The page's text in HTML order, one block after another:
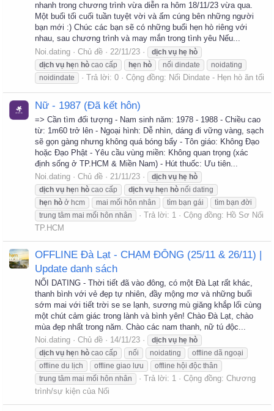
nhanh trong chương trình vừa diễn ra hôm 18/11/23 vừa qua.
Một buổi tối cuối tuần tuyệt vời và ấm cúng bên những người
bạn mới :) Chúc các bạn sẽ có những buổi hẹn hò riêng với
nhau, sau chương trình và may mắn trong tình yêu Nếu...
Noi.dating
Chủ đề 22/11/23 dịch vụ hẹ hò
dịch vụ hẹn hò cao cấp hẹn hò nối dindate
noidating
noidindate
Trả lời: 0 Cộng đồng: Nối Dindate - Hẹn hò ăn tối
Nữ - 1987 (Đã kết hôn)
=> Cần tìm đối tượng - Nam sinh năm: 1978 - 1988 - Chiều cao
từ: 1m60 trở lên - Ngoại hình: Dễ nhìn, dáng đi vững vàng, sạch
sẽ gọn gàng nhưng không quá bóng bẩy - Tôn giáo: Không Đạo
hoặc Đạo Phật - Yêu cầu vùng miền: Không quan trọng (xác
định sống ở TP.HCM & Miền Nam) - Hút thuốc: Ưu tiên...
Noi.dating
Chủ đề 21/11/23 dịch vụ hẹ hò
dịch vụ hẹn hò cao cấp dịch vụ hẹn hò nối dating
hẹn hò ở hcm mai mối hôn nhân tìm bạn gái
tìm bạn đời
trung tâm mai mối hôn nhân
Trả lời: 1 Cộng đồng: Hồ Sơ Nối
TP.HCM
OFFLINE Đà Lạt - CHẠM ĐÔNG (25/11 & 26/11) |
Update danh sách
NỐI DATING - Thời tiết đã vào đông, có một Đà Lạt rất khác,
thanh bình với vẻ đẹp tự nhiên, đầy mộng mơ và những buổi
sớm mai với tiết trời se se lạnh, sương mù giăng khắp lối cùng
một chút cảm giác trong lành và bình yên! Chào Đà Lạt, chào
mùa đẹp nhất trong năm. Chào các nam thanh, nữ tú độc...
Noi.dating
Chủ đề 14/11/23 dịch vụ hẹ hò
dịch vụ hẹn hò cao cấp nối noidating
offline dã ngoại
offline du lịch
offline giao lưu
offline hội độc thân
trung tâm mai mối hôn nhân
Trả lời: 1 Cộng đồng: Chương
trình/sự kiện của Nối